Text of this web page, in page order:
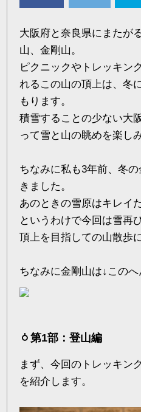
大阪府と奈良県にまたが
山、金剛山。
ピクニックやトレッキン
れるこの山の頂上は、冬
もります。
積雪することの少ない大
って雪と山の眺めを楽し
ちなみに私も3年前、冬
きました。
あのときの雪原はキレイ
というわけで今回は雪再
頂上を目指しての山散歩
ちなみに金剛山は↓このへ
第1部：登山編
まず、今回のトレッキン
を紹介します。